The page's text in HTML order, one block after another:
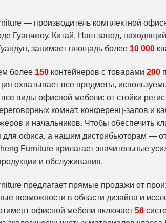
— производитель комплектной
Гуанчжоу, Китай. Наш завод,
занимает площадь более 10 000
более 150 контейнеров с товарами 200
охватывает все предметы,
виды офисной мебели: от стойки
комнат, конференц-залов и
и начальников. Чтобы обеспечить
для офиса, а нашим дистрибьюторам —
Furniture прилагает значительные
и обслуживания.
предлагает прямые продажи от
возможности в области дизайна и
офисной мебели включает 56